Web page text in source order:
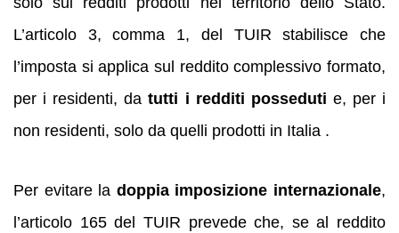
L’articolo 3, comma 1, del TUIR stabilisce che
l’imposta si applica sul reddito complessivo formato,
per i residenti, datutti i redditi posseduti e, per i
non residenti, solo da quelli prodotti in Italia .
Per evitare la doppia imposizione internazionale,
l’articolo 165 del TUIR prevede che, se al reddito